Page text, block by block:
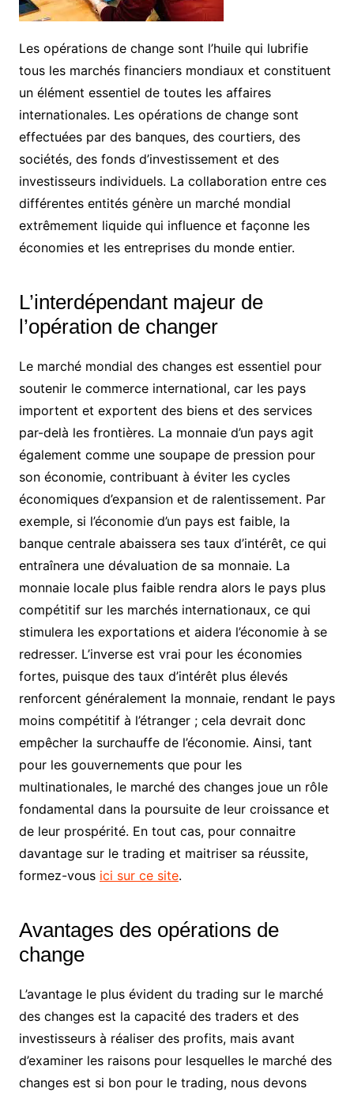
Les opérations de change sont l’huile qui lubrifie
tous les marchés financiers mondiaux et constituent
un élément essentiel de toutes les affaires
internationales. Les opérations de change sont
effectuées par des banques, des courtiers, des
sociétés, des fonds d’investissement et des
investisseurs individuels. La collaboration entre ces
différentes entités génère un marché mondial
extrêmement liquide qui influence et façonne les
économies et les entreprises du monde entier.
L’interdépendant majeur de
l’opération de changer
Le marché mondial des changes est essentiel pour
soutenir le commerce international, car les pays
importent et exportent des biens et des services
par-delà les frontières. La monnaie d’un pays agit
également comme une soupape de pression pour
son économie, contribuant à éviter les cycles
économiques d’expansion et de ralentissement. Par
exemple, si l’économie d’un pays est faible, la
banque centrale abaissera ses taux d’intérêt, ce qui
entraînera une dévaluation de sa monnaie. La
monnaie locale plus faible rendra alors le pays plus
compétitif sur les marchés internationaux, ce qui
stimulera les exportations et aidera l’économie à se
redresser. L’inverse est vrai pour les économies
fortes, puisque des taux d’intérêt plus élevés
renforcent généralement la monnaie, rendant le pays
moins compétitif à l’étranger ; cela devrait donc
empêcher la surchauffe de l’économie. Ainsi, tant
pour les gouvernements que pour les
multinationales, le marché des changes joue un rôle
fondamental dans la poursuite de leur croissance et
de leur prospérité. En tout cas, pour connaitre
davantage sur le trading et maitriser sa réussite,
formez-vous ici sur ce site.
Avantages des opérations de
change
L’avantage le plus évident du trading sur le marché
des changes est la capacité des traders et des
investisseurs à réaliser des profits, mais avant
d’examiner les raisons pour lesquelles le marché des
changes est si bon pour le trading, nous devons